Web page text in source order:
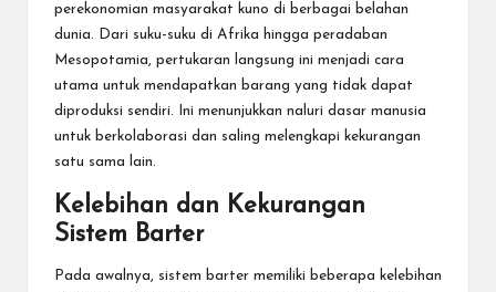
perekonomian masyarakat kuno di berbagai belahan
dunia. Dari suku-suku di Afrika hingga peradaban
Mesopotamia, pertukaran langsung ini menjadi cara
utama untuk mendapatkan barang yang tidak dapat
diproduksi sendiri. Ini menunjukkan naluri dasar manusia
untuk berkolaborasi dan saling melengkapi kekurangan
satu sama lain.
Kelebihan dan Kekurangan
Sistem Barter
Pada awalnya, sistem barter memiliki beberapa kelebihan